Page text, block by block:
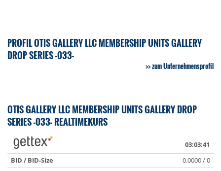
PROFIL OTIS GALLERY LLC MEMBERSHIP UNITS GALLERY
DROP SERIES -033-
zum Unternehmensprofil
OTIS GALLERY LLC MEMBERSHIP UNITS GALLERY DROP
SERIES -033- REALTIMEKURS
03:03:41
BID / BID-Size
0.0000 / 0